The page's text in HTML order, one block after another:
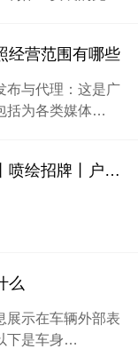
经营范围有哪些
布与代理：这是广
括为各类媒体…
昆山专业制作门头丨喷绘招牌丨户外广告丨发光字制作丨形象墙制作安装丨文化墙
么
展示在车辆外部表
下是车身…